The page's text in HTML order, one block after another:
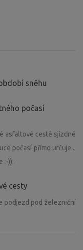
sněhu
počasí
asfaltové cestě sjízdné
počasí přímo určuje...
:-)).
cesty
podjezd pod železniční